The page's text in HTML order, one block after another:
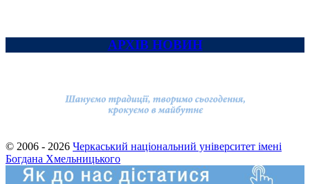
АРХІВ НОВИН
© 2006 - 2026 Черкаський національний університет імені
Богдана Хмельницького